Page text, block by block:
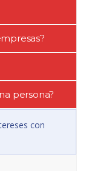
persona?
con